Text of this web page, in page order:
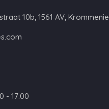
10b, 1561 AV, Krommenie
- 17:00